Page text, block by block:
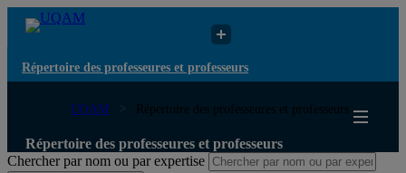
Répertoire des professeures et professeurs
UQAM Répertoire des professeures et professeurs
Répertoire des professeures et professeurs
Chercher par nom ou par expertise